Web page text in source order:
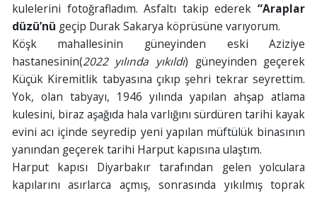
kulelerini fotoğrafladım. Asfaltı takip ederek“Araplar
düzü’nü geçip Durak Sakarya köprüsüne varıyorum.
Köşk mahallesinin güneyinden eski Aziziye
hastanesinin(2022 yılında yıkıldı) güneyinden geçerek
Küçük Kiremitlik tabyasına çıkıp şehri tekrar seyrettim.
Yok, olan tabyayı, 1946 yılında yapılan ahşap atlama
kulesini, biraz aşağıda hala varlığını sürdüren tarihi kayak
evini acı içinde seyredip yeni yapılan müftülük binasının
yanından geçerek tarihi Harput kapısına ulaştım.
Harput kapısı Diyarbakır tarafından gelen yolculara
kapılarını asırlarca açmış, sonrasında yıkılmış toprak